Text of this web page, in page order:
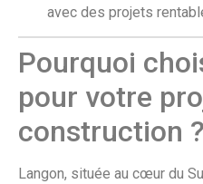
avec des projets
Pourquoi
pour votre
construction ?
Langon, située au cœur du